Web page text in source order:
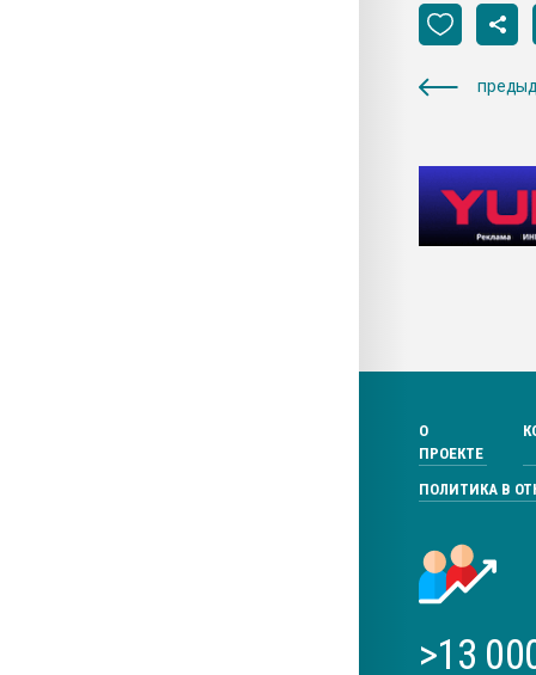
О
ПРОЕКТЕ
ПОЛИТИКА В
>13